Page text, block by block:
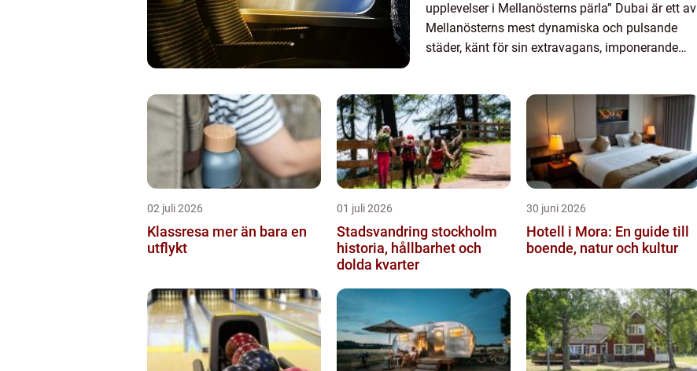
upplevelser i Mellanösterns pärla” Dubai är ett av
Mellanösterns mest dynamiska och pulsande
städer, känt för sin extravagans, imponerande
02 juli 2026
Klassresa mer än bara en
utflykt
01 juli 2026
Stadsvandring stockholm
historia, hållbarhet och
dolda kvarter
30 juni 2026
Hotell i Mora: En guide till
boende, natur och kultur